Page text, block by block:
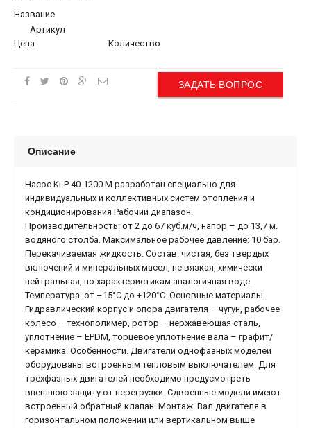
Название
Артикул
Цена
Количество
ЗАДАТЬ ВОПРОС
Описание
Насос KLP 40-1200 M разработан специально для
индивидуальных и коллективных систем отопления и
кондиционирования Рабочий диапазон.
Производительность: от 2 до 67 куб.м/ч, напор – до 13,7 м.
водяного столба. Максимальное рабочее давление: 10 бар.
Перекачиваемая жидкость. Состав: чистая, без твердых
включений и минеральных масел, не вязкая, химически
нейтральная, по характеристикам аналогичная воде.
Температура: от –15°С до +120°С. Основные материалы.
Гидравлический корпус и опора двигателя – чугун, рабочее
колесо – технополимер, ротор – нержавеющая сталь,
уплотнение – EPDM, торцевое уплотнение вала – графит/
керамика. Особенности. Двигатели однофазных моделей
оборудованы встроенным тепловым выключателем. Для
трехфазных двигателей необходимо предусмотреть
внешнюю защиту от перегрузки. Сдвоенные модели имеют
встроенный обратный клапан. Монтаж. Вал двигателя в
горизонтальном положении или вертикальном выше